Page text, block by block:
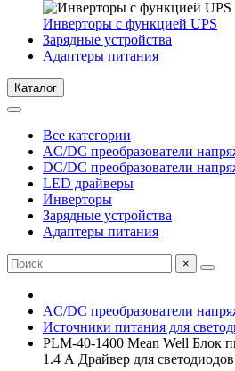
Инверторы с функцией UPS
Зарядные устройства
Адаптеры питания
Каталог
Все категории
AC/DC преобразователи
DC/DC преобразователи
LED драйверы
Инверторы
Зарядные устройства
Адаптеры питания
×
AC/DC преобразователи
Источники питания для
PLM-40-1400 Mean Well Блок
1.4 А Драйвер для